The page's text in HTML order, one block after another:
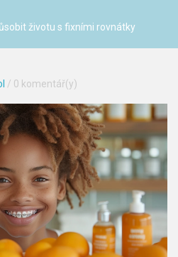
životu s fixními rovnátky
/ 0 komentář(y)